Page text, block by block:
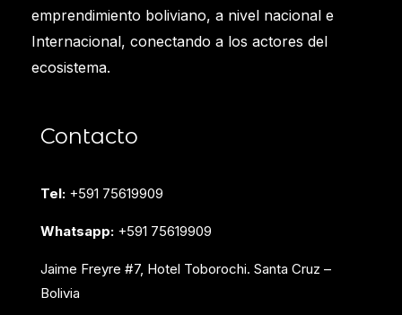
emprendimiento boliviano, a nivel nacional e
Internacional, conectando a los actores del
ecosistema.
Contacto
Tel: +591 75619909
Whatsapp: +591 75619909
Jaime Freyre #7, Hotel Toborochi. Santa Cruz –
Bolivia